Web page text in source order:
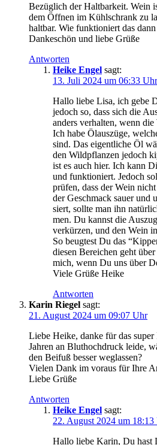
Bezüg­lich der Halt­bar­keit. Wein
dem Öff­nen im Kühl­schrank zu
halt­bar. Wie funk­tio­niert das
Dan­ke­schön und lie­be Grüße
Antworten
Heike Engel sagt:
13. Juli 2024 um 06:33 Uhr
Hal­lo lie­be Lisa, ich gebe
jedoch so, dass sich die
anders ver­hal­ten, wenn
Ich habe Ölaus­zü­ge,
sind. Das eigent­li­che Öl
den Wild­pflan­zen jedoch
ist es auch hier. Ich kann
und funk­tio­niert. Jedoch
prü­fen, dass der Wein
der Geschmack sau­er und
siert, soll­te man ihn
men. Du kannst die
ver­kür­zen, und den Wein
So beug­test Du das
die­sen Berei­chen geht
mich, wenn Du uns über
Vie­le Grü­ße Heike
Antworten
Karin Riegel sagt:
21. August 2024 um 09:07 Uhr
Lie­be Hei­ke, dan­ke für das
Jah­ren an Blut­hoch­druck lei­de,
den Bei­fuß bes­ser weglassen?
Vie­len Dank im vor­aus für Ihre
Lie­be Grüße
Antworten
Heike Engel sagt:
22. August 2024 um 18:13
Hal­lo lie­be Karin, Du hast